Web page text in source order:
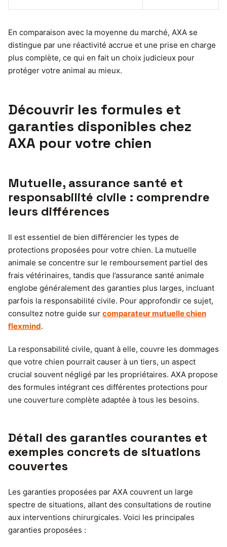
En comparaison avec la moyenne du marché, AXA se
distingue par une réactivité accrue et une prise en charge
plus complète, ce qui en fait un choix judicieux pour
protéger votre animal au mieux.
Découvrir les formules et
garanties disponibles chez
AXA pour votre chien
Mutuelle, assurance santé et
responsabilité civile : comprendre
leurs différences
Il est essentiel de bien différencier les types de
protections proposées pour votre chien. La mutuelle
animale se concentre sur le remboursement partiel des
frais vétérinaires, tandis que l’assurance santé animale
englobe généralement des garanties plus larges, incluant
parfois la responsabilité civile. Pour approfondir ce sujet,
consultez notre guide sur comparateur mutuelle chien
flexmind.
La responsabilité civile, quant à elle, couvre les dommages
que votre chien pourrait causer à un tiers, un aspect
crucial souvent négligé par les propriétaires. AXA propose
des formules intégrant ces différentes protections pour
une couverture complète adaptée à tous les besoins.
Détail des garanties courantes et
exemples concrets de situations
couvertes
Les garanties proposées par AXA couvrent un large
spectre de situations, allant des consultations de routine
aux interventions chirurgicales. Voici les principales
garanties proposées :